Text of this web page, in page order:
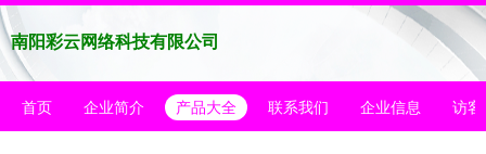
南阳彩云网络科技有限公司
首页 企业简介 产品大全 联系我们 企业信息 访客